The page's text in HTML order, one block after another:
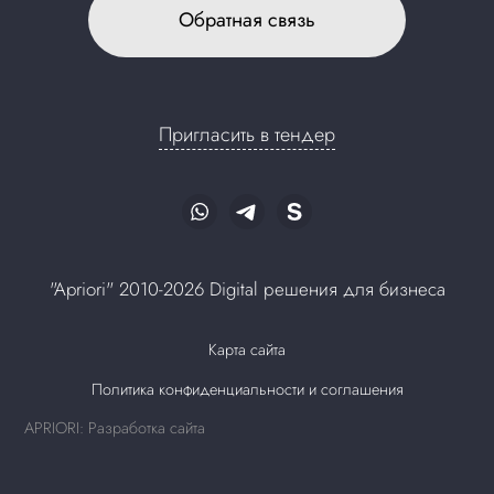
Обратная связь
Пригласить в тендер
"Apriori" 2010-2026 Digital решения для бизнеса
Карта сайта
Политика конфиденциальности и соглашения
APRIORI: Разработка сайта